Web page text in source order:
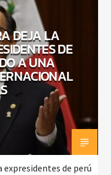
DEJA LA
DE
A UNA
expresidentes de perú